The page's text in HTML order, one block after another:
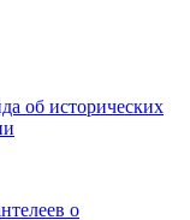
об исторических
о